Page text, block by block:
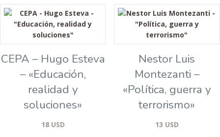
CEPA – Hugo Esteva
– «Educación,
realidad y
soluciones»
18 USD
Nestor Luis
Montezanti –
«Política, guerra y
terrorismo»
13 USD